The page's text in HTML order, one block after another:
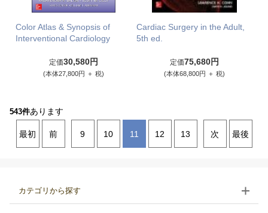
Color Atlas & Synopsis of
Interventional Cardiology
定価30,580円
(本体27,800円 ＋ 税)
Cardiac Surgery in the Adult,
5th ed.
定価75,680円
(本体68,800円 ＋ 税)
543件あります
最初 前 9 10 11 12 13 次 最後
カテゴリから探す